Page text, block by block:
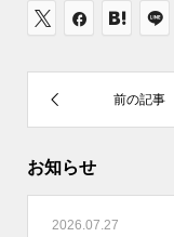
お知らせ
2026.07.27